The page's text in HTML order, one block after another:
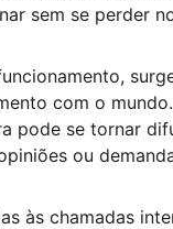
sem se perder
com o
pode se tornar
ou
às chamadas